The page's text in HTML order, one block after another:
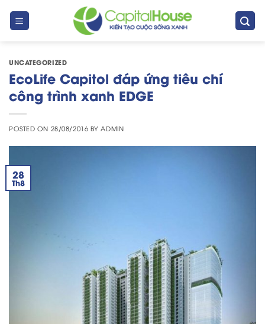
UNCATEGORIZED
EcoLife Capitol đáp ứng tiêu chí
công trình xanh EDGE
POSTED ON 28/08/2016 BY ADMIN
28
Th8